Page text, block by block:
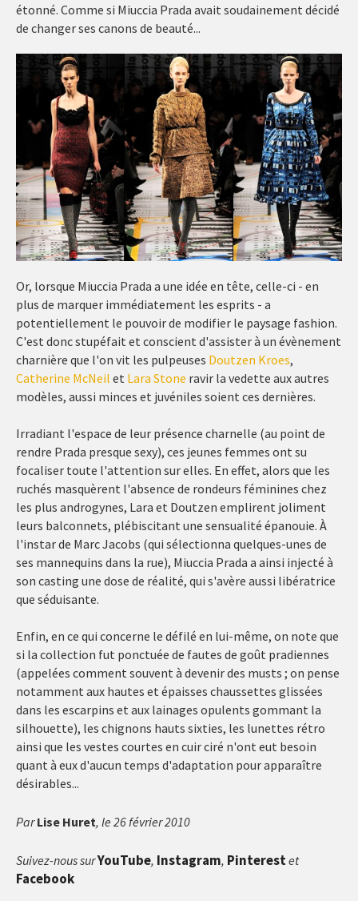
étonné. Comme si Miuccia Prada avait soudainement décidé
de changer ses canons de beauté...
Or, lorsque Miuccia Prada a une idée en tête, celle-ci - en
plus de marquer immédiatement les esprits - a
potentiellement le pouvoir de modifier le paysage fashion.
C'est donc stupéfait et conscient d'assister à un évènement
charnière que l'on vit les pulpeuses Doutzen Kroes,
Catherine McNeil et Lara Stone ravir la vedette aux autres
modèles, aussi minces et juvéniles soient ces dernières.
Irradiant l'espace de leur présence charnelle (au point de
rendre Prada presque sexy), ces jeunes femmes ont su
focaliser toute l'attention sur elles. En effet, alors que les
ruchés masquèrent l'absence de rondeurs féminines chez
les plus androgynes, Lara et Doutzen emplirent joliment
leurs balconnets, plébiscitant une sensualité épanouie. À
l'instar de Marc Jacobs (qui sélectionna quelques-unes de
ses mannequins dans la rue), Miuccia Prada a ainsi injecté à
son casting une dose de réalité, qui s'avère aussi libératrice
que séduisante.
Enfin, en ce qui concerne le défilé en lui-même, on note que
si la collection fut ponctuée de fautes de goût pradiennes
(appelées comment souvent à devenir des musts ; on pense
notamment aux hautes et épaisses chaussettes glissées
dans les escarpins et aux lainages opulents gommant la
silhouette), les chignons hauts sixties, les lunettes rétro
ainsi que les vestes courtes en cuir ciré n'ont eut besoin
quant à eux d'aucun temps d'adaptation pour apparaître
désirables...
ParLise Huret, le 26 février 2010
Suivez-nous surYouTube, Instagram, Pinterestet
Facebook